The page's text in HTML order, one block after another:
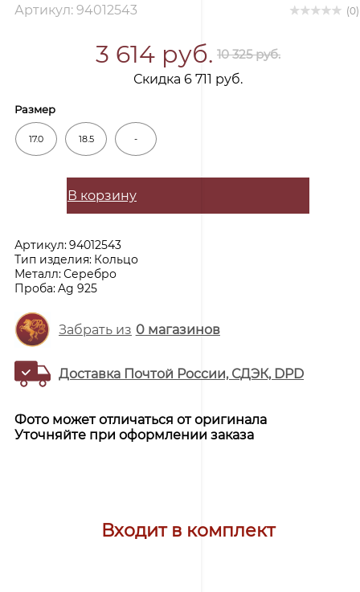
Артикул: 94012543 (0)
3 614 руб. 10 325 руб.
Скидка 6 711 руб.
Размер
17.0 18.5 -
В корзину
Артикул:94012543
Тип изделия: Кольцо
Металл:Серебро
Проба:Ag 925
Забрать из 0магазинов
Доставка Почтой России, СДЭК, DPD
Фото может отличаться от оригинала
Уточняйте при оформлении заказа
Входит в комплект